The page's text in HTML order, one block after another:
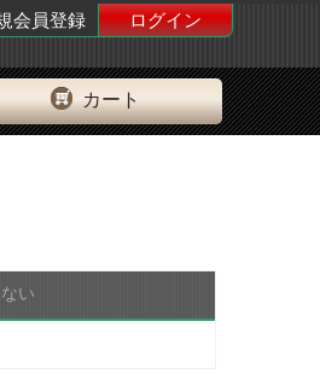
会員登録
ログイン
カート
い